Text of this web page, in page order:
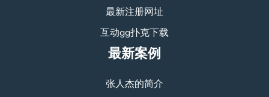
最新注册网址
互动gg扑克下载
最新案例
张人杰的简介